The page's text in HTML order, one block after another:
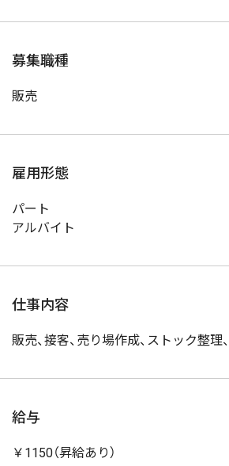
募集職種
販売
雇用形態
パート
アルバイト
仕事内容
販売、接客、売り場作成、ストック整理
給与
￥1150（昇給あり）